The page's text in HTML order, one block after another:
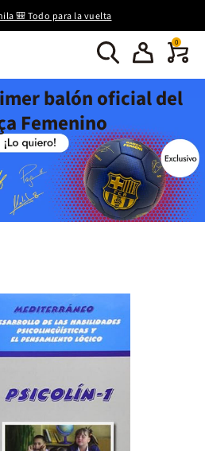
🎒 Todo para la vuelta
0
balón oficial del
Femenino